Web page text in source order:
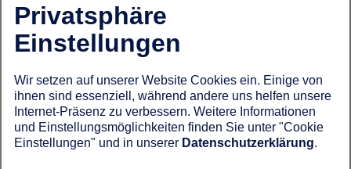
Keine Adressen gefunden.
Privatsphäre
Einstellungen
Wir setzen auf unserer Website Cookies ein. Einige von
ihnen sind essenziell, während andere uns helfen unsere
Internet-Präsenz zu verbessern. Weitere Informationen
und Einstellungsmöglichkeiten finden Sie unter "Cookie
Einstellungen" und in unserer Datenschutzerklärung.